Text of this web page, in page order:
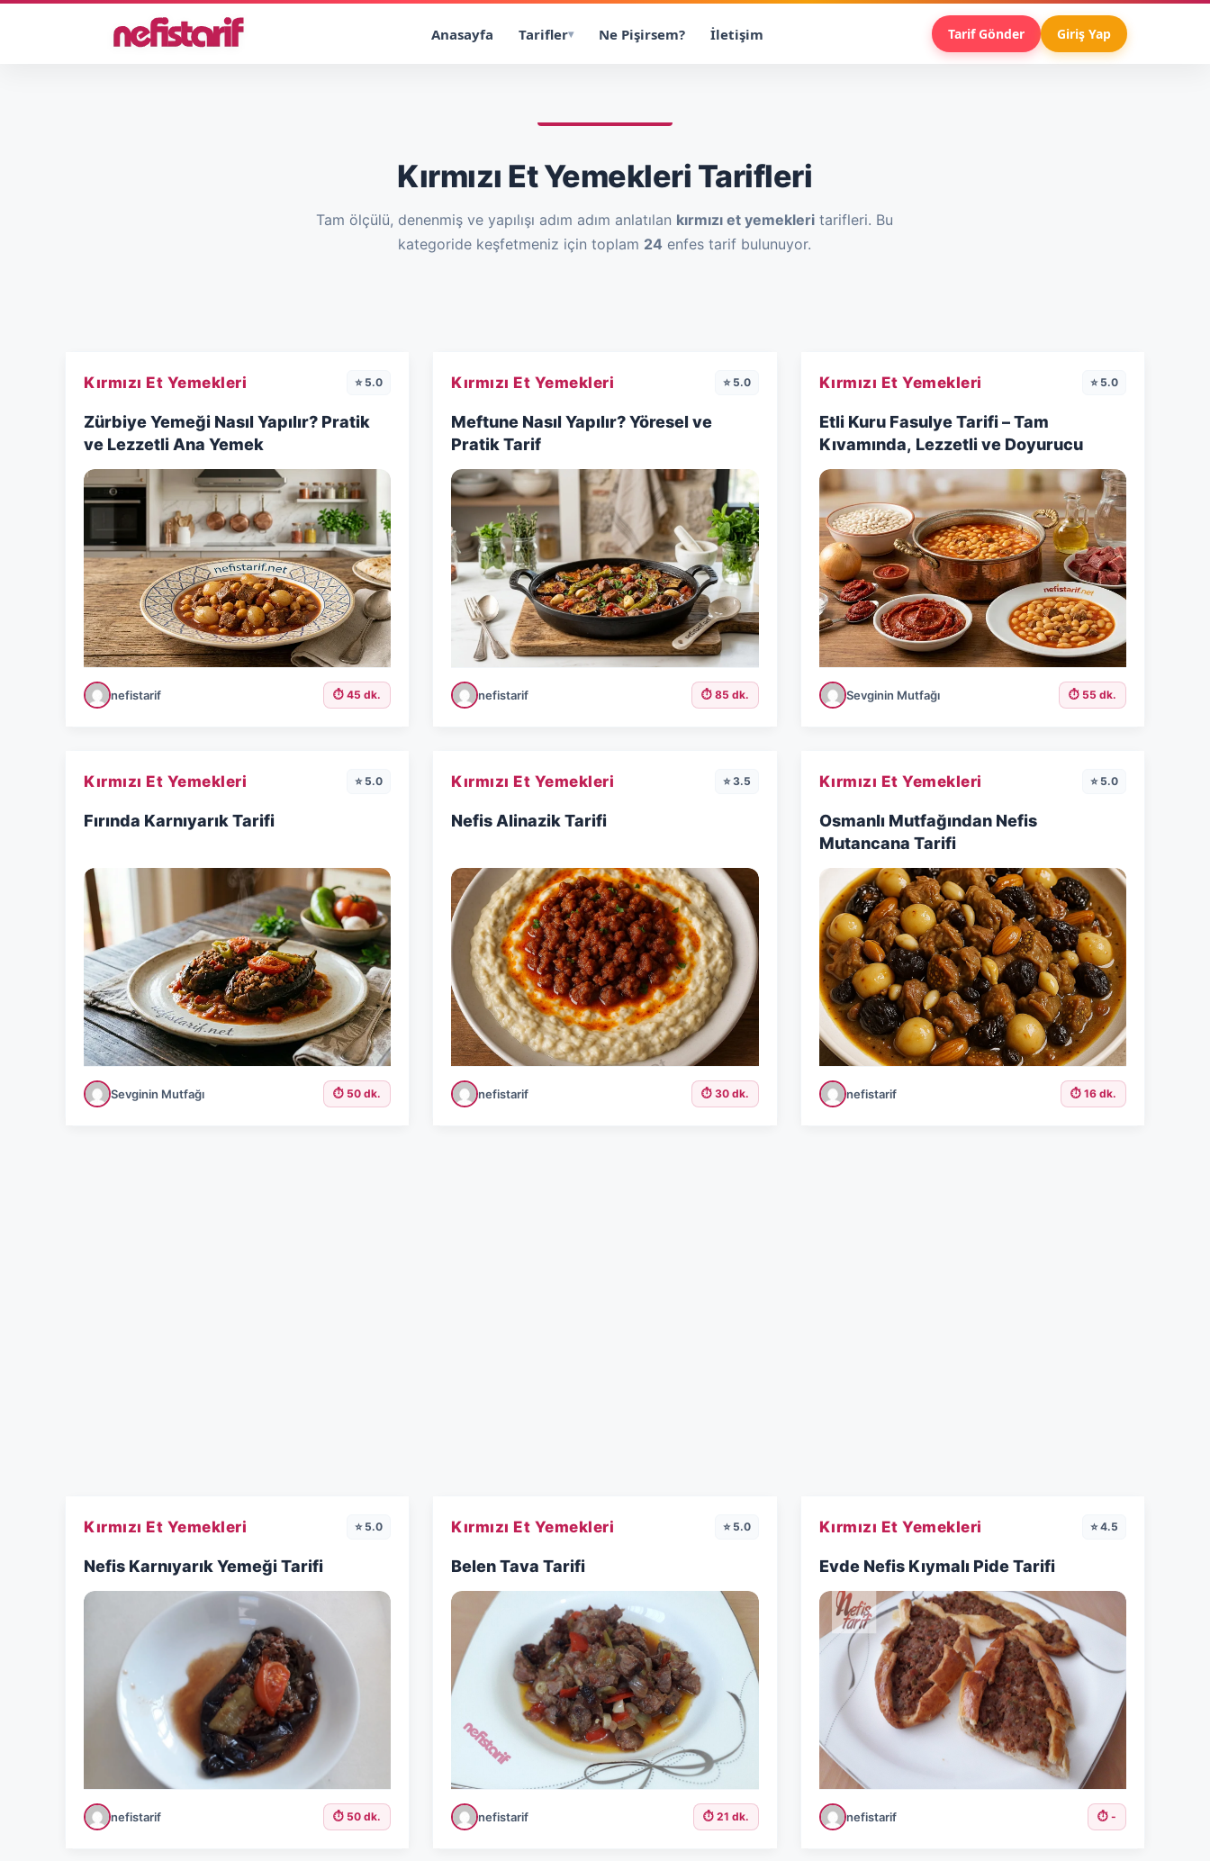
Anasayfa Tarifler Ne Pişirsem? İletişim Tarif Gönder Giriş Yap
Kırmızı Et Yemekleri Tarifleri
Tam ölçülü, denenmiş ve yapılışı adım adım anlatılan kırmızı et yemekleri tarifleri. Bu
kategoride keşfetmeniz için toplam 24 enfes tarif bulunuyor.
Kırmızı Et Yemekleri ⭐ 5.0
Zürbiye Yemeği Nasıl Yapılır? Pratik
ve Lezzetli Ana Yemek
nefistarif ⏱️ 45 dk.
Kırmızı Et Yemekleri ⭐ 5.0
Meftune Nasıl Yapılır? Yöresel ve
Pratik Tarif
nefistarif ⏱️ 85 dk.
Kırmızı Et Yemekleri ⭐ 5.0
Etli Kuru Fasulye Tarifi – Tam
Kıvamında, Lezzetli ve Doyurucu
Sevginin Mutfağı ⏱️ 55 dk.
Kırmızı Et Yemekleri ⭐ 5.0
Fırında Karnıyarık Tarifi
Sevginin Mutfağı ⏱️ 50 dk.
Kırmızı Et Yemekleri ⭐ 3.5
Nefis Alinazik Tarifi
nefistarif ⏱️ 30 dk.
Kırmızı Et Yemekleri ⭐ 5.0
Osmanlı Mutfağından Nefis
Mutancana Tarifi
nefistarif ⏱️ 16 dk.
Kırmızı Et Yemekleri ⭐ 5.0
Nefis Karnıyarık Yemeği Tarifi
nefistarif ⏱️ 50 dk.
Kırmızı Et Yemekleri ⭐ 5.0
Belen Tava Tarifi
nefistarif ⏱️ 21 dk.
Kırmızı Et Yemekleri ⭐ 4.5
Evde Nefis Kıymalı Pide Tarifi
nefistarif ⏱️ -